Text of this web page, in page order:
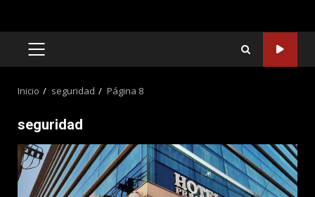
MENÚ
Inicio seguridad Página 8
seguridad